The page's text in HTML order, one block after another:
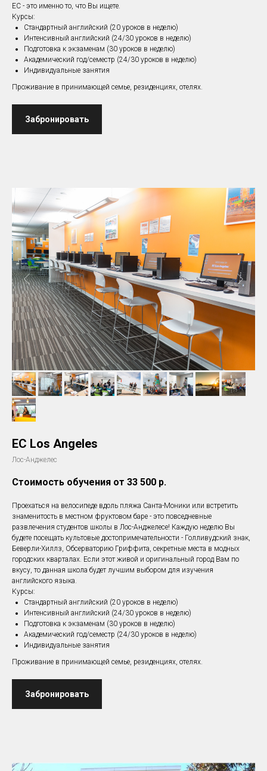
EC - это именно то, что Вы ищете.
Курсы:
Стандартный английский (20 уроков в неделю)
Интенсивный английский (24/30 уроков в неделю)
Подготовка к экзаменам (30 уроков в неделю)
Академический год/семестр (24/30 уроков в неделю)
Индивидуальные занятия
Проживание в принимающей семье, резиденциях, отелях.
Забронировать
EC Los Angeles
Лос-Анджелес
Стоимость обучения от 33 500 р.
Проехаться на велосипеде вдоль пляжа Санта-Моники или встретить
знаменитость в местном фруктовом баре - это повседневные
развлечения студентов школы в Лос-Анджелесе! Каждую неделю Вы
будете посещать культовые достопримечательности - Голливудский знак,
Беверли-Хиллз, Обсерваторию Гриффита, секретные места в модных
городских кварталах. Если этот живой и оригинальный город Вам по
вкусу, то данная школа будет лучшим выбором для изучения
английского языка.
Курсы:
Стандартный английский (20 уроков в неделю)
Интенсивный английский (24/30 уроков в неделю)
Подготовка к экзаменам (30 уроков в неделю)
Академический год/семестр (24/30 уроков в неделю)
Индивидуальные занятия
Проживание в принимающей семье, резиденциях, отелях.
Забронировать